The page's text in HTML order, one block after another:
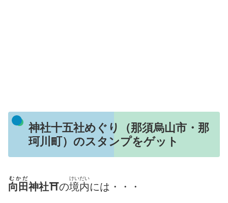
神社十五社めぐり（那須烏山市・那
珂川町）のスタンプをゲット
向田
むかだ
神社⛩の境内
けいだい
には・・・